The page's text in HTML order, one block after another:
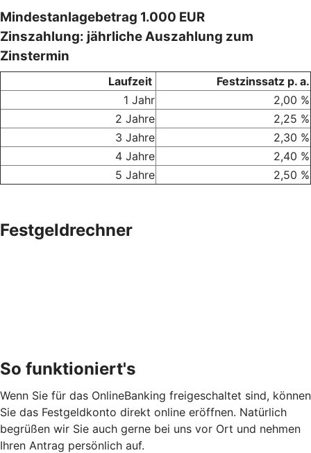
Mindestanlagebetrag 1.000 EUR
Zinszahlung: jährliche Auszahlung zum
Zinstermin
Laufzeit
Festzinssatz p. a.
1 Jahr
2,00 %
2 Jahre
2,25 %
3 Jahre
2,30 %
4 Jahre
2,40 %
5 Jahre
2,50 %
Festgeldrechner
So funktioniert's
Wenn Sie für das OnlineBanking freigeschaltet sind, können
Sie das Festgeldkonto direkt online eröffnen. Natürlich
begrüßen wir Sie auch gerne bei uns vor Ort und nehmen
Ihren Antrag persönlich auf.